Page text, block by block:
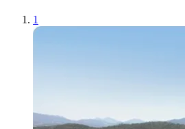
1